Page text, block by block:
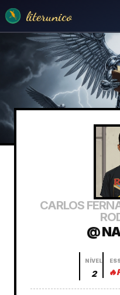
literunico
CARLOS
@
NÍVEL
2 🔥